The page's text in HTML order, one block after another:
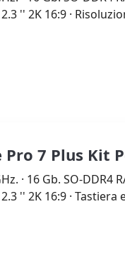
'' 2K 16:9 ·
7 Plus Kit
· 16 Gb. SO-DDR4
'' 2K 16:9 ·